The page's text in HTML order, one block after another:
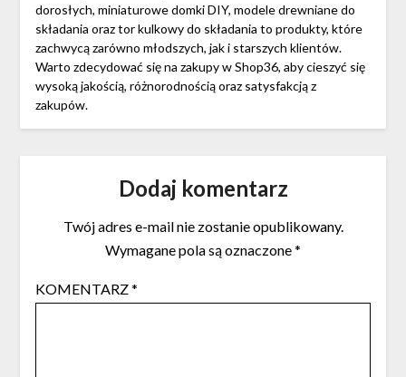
dorosłych, miniaturowe domki DIY, modele drewniane do
składania oraz tor kulkowy do składania to produkty, które
zachwycą zarówno młodszych, jak i starszych klientów.
Warto zdecydować się na zakupy w Shop36, aby cieszyć się
wysoką jakością, różnorodnością oraz satysfakcją z
zakupów.
Dodaj komentarz
Twój adres e-mail nie zostanie opublikowany.
Wymagane pola są oznaczone*
KOMENTARZ*